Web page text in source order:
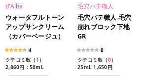
d'Alba
ウォータフルトーン
アップサンクリーム
（カバーベージュ）
4
クチコミ数（1 ）
2,860円：50mL
毛穴パテ職人
毛穴パテ職人 毛穴
崩れブロック下地
GR
0
クチコミ数（0）
25mL 1,650円